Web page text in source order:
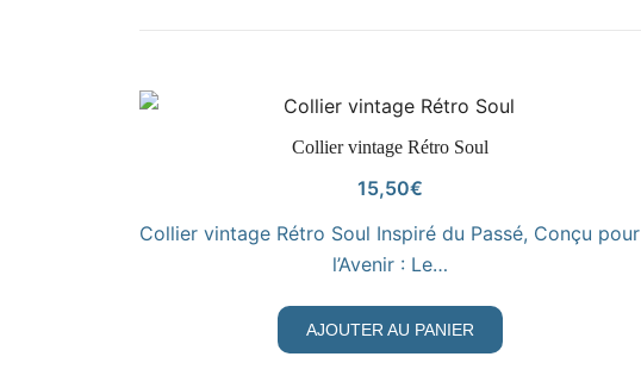
VOIR LE PRODUIT
Collier vintage Rétro Soul
15,50€
Collier vintage Rétro Soul Inspiré du Passé, Conçu pour
l’Avenir : Le…
AJOUTER AU PANIER